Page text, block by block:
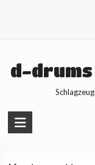
d-drums